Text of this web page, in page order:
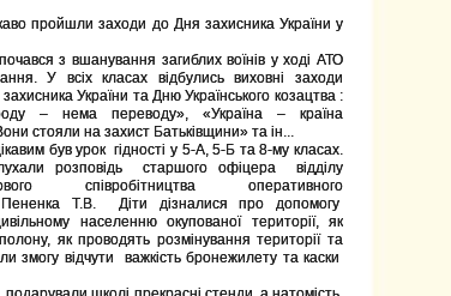
заходи до Дня захисника України у
з вшанування загиблих воїнів у ході АТО
У всіх класах відбулись виховні заходи
України та Дню Українського козацтва :
– нема переводу», «Україна – країна
стояли на захист Батьківщини» та ін...
був урок гідності у 5-А, 5-Б та 8-му класах.
розповідь старшого офіцера відділу
співробітництва оперативного
Пененка Т.В. Діти дізналися про допомогу
населенню окупованої території, як
як проводять розмінування території та
змогу відчути важкість бронежилету та каски